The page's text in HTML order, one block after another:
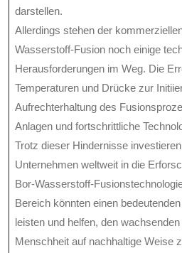
darstellen.
Allerdings stehen der
Wasserstoff-Fusion noch einige
Herausforderungen im Weg. Die
Temperaturen und Drücke zur
Aufrechterhaltung des
Anlagen und fortschrittliche
Trotz dieser Hindernisse
Unternehmen weltweit in die
Bor-Wasserstoff-
Bereich könnten einen
leisten und helfen, den
Menschheit auf nachhaltige Weise